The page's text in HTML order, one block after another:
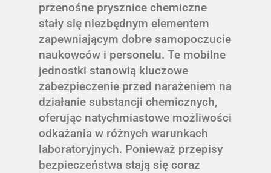
przenośne prysznice chemiczne
stały się niezbędnym elementem
zapewniającym dobre samopoczucie
naukowców i personelu. Te mobilne
jednostki stanowią kluczowe
zabezpieczenie przed narażeniem na
działanie substancji chemicznych,
oferując natychmiastowe możliwości
odkażania w różnych warunkach
laboratoryjnych. Ponieważ przepisy
bezpieczeństwa stają się coraz